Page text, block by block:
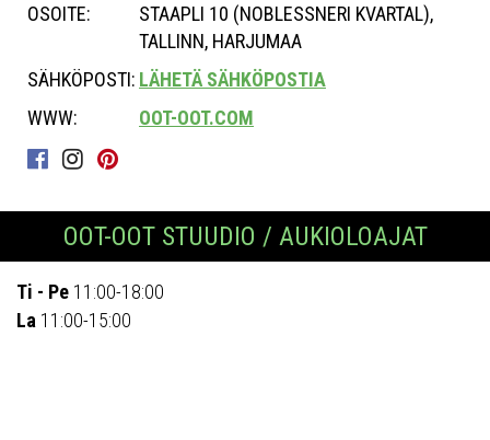
OSOITE:
STAAPLI 10 (NOBLESSNERI KVARTAL),
TALLINN, HARJUMAA
SÄHKÖPOSTI: LÄHETÄ SÄHKÖPOSTIA
WWW:
OOT-OOT.COM
OOT-OOT STUUDIO / AUKIOLOAJAT
Ti - Pe 11:00-18:00
La 11:00-15:00